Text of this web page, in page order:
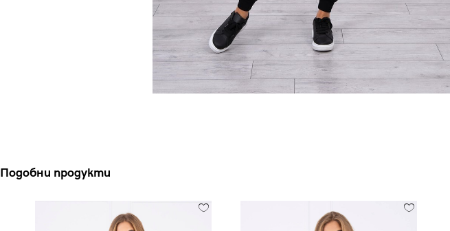
Подобни продукти